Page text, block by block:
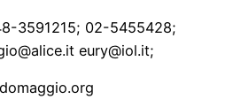
3591215; 02-5455428;
eury@iol.it;